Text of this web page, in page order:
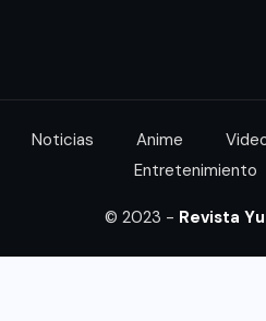
Noticias Anime
Entretenimiento
© 2023 - Revista